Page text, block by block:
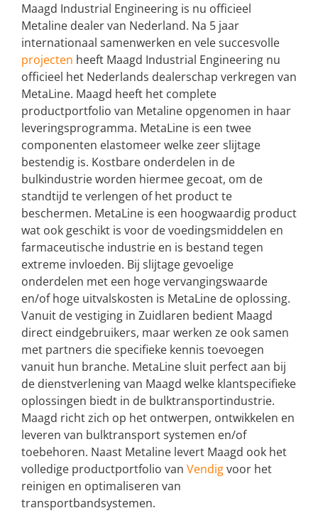
Maagd Industrial Engineering is nu officieel
Metaline dealer van Nederland. Na 5 jaar
internationaal samenwerken en vele succesvolle
projecten heeft Maagd Industrial Engineering nu
officieel het Nederlands dealerschap verkregen van
MetaLine. Maagd heeft het complete
productportfolio van Metaline opgenomen in haar
leveringsprogramma. MetaLine is een twee
componenten elastomeer welke zeer slijtage
bestendig is. Kostbare onderdelen in de
bulkindustrie worden hiermee gecoat, om de
standtijd te verlengen of het product te
beschermen. MetaLine is een hoogwaardig product
wat ook geschikt is voor de voedingsmiddelen en
farmaceutische industrie en is bestand tegen
extreme invloeden. Bij slijtage gevoelige
onderdelen met een hoge vervangingswaarde
en/of hoge uitvalskosten is MetaLine de oplossing.
Vanuit de vestiging in Zuidlaren bedient Maagd
direct eindgebruikers, maar werken ze ook samen
met partners die specifieke kennis toevoegen
vanuit hun branche. MetaLine sluit perfect aan bij
de dienstverlening van Maagd welke klantspecifieke
oplossingen biedt in de bulktransportindustrie.
Maagd richt zich op het ontwerpen, ontwikkelen en
leveren van bulktransport systemen en/of
toebehoren. Naast Metaline levert Maagd ook het
volledige productportfolio van Vendigvoor het
reinigen en optimaliseren van
transportbandsystemen.